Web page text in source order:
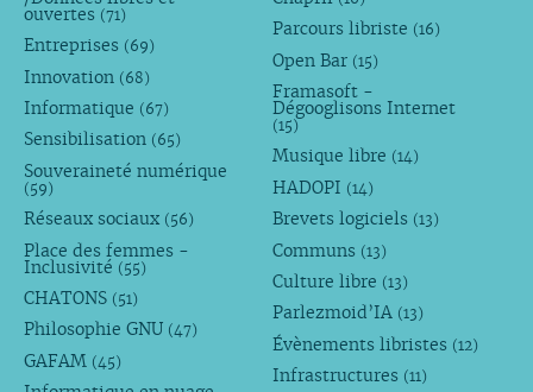
ouvertes (71)
Entreprises (69)
Innovation (68)
Informatique (67)
Sensibilisation (65)
Souveraineté numérique
(59)
Réseaux sociaux (56)
Place des femmes -
Inclusivité (55)
CHATONS (51)
Philosophie GNU (47)
GAFAM (45)
Parcours libriste (16)
Open Bar (15)
Framasoft -
Dégooglisons Internet
(15)
Musique libre (14)
HADOPI (14)
Brevets logiciels (13)
Communs (13)
Culture libre (13)
Parlezmoid’IA (13)
Évènements libristes (12)
Infrastructures (11)